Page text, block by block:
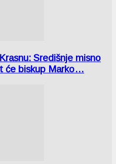
Središnje misno
će biskup Marko…